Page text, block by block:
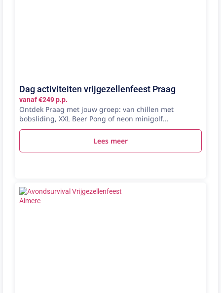
Dag activiteiten vrijgezellenfeest Praag
vanaf €249 p.p.
Ontdek Praag met jouw groep: van chillen met
bobsliding, XXL Beer Pong of neon minigolf...
Lees meer